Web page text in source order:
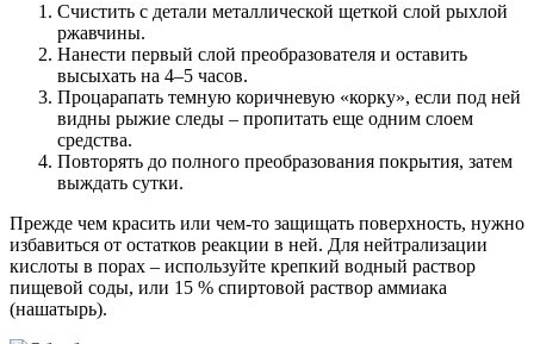
Счистить с детали металлической щеткой слой рыхлой
ржавчины.
Нанести первый слой преобразователя и оставить
высыхать на 4–5 часов.
Процарапать темную коричневую «корку», если под ней
видны рыжие следы – пропитать еще одним слоем
средства.
Повторять до полного преобразования покрытия, затем
выждать сутки.
Прежде чем красить или чем-то защищать поверхность, нужно
избавиться от остатков реакции в ней. Для нейтрализации
кислоты в порах – используйте крепкий водный раствор
пищевой соды, или 15 % спиртовой раствор аммиака
(нашатырь).